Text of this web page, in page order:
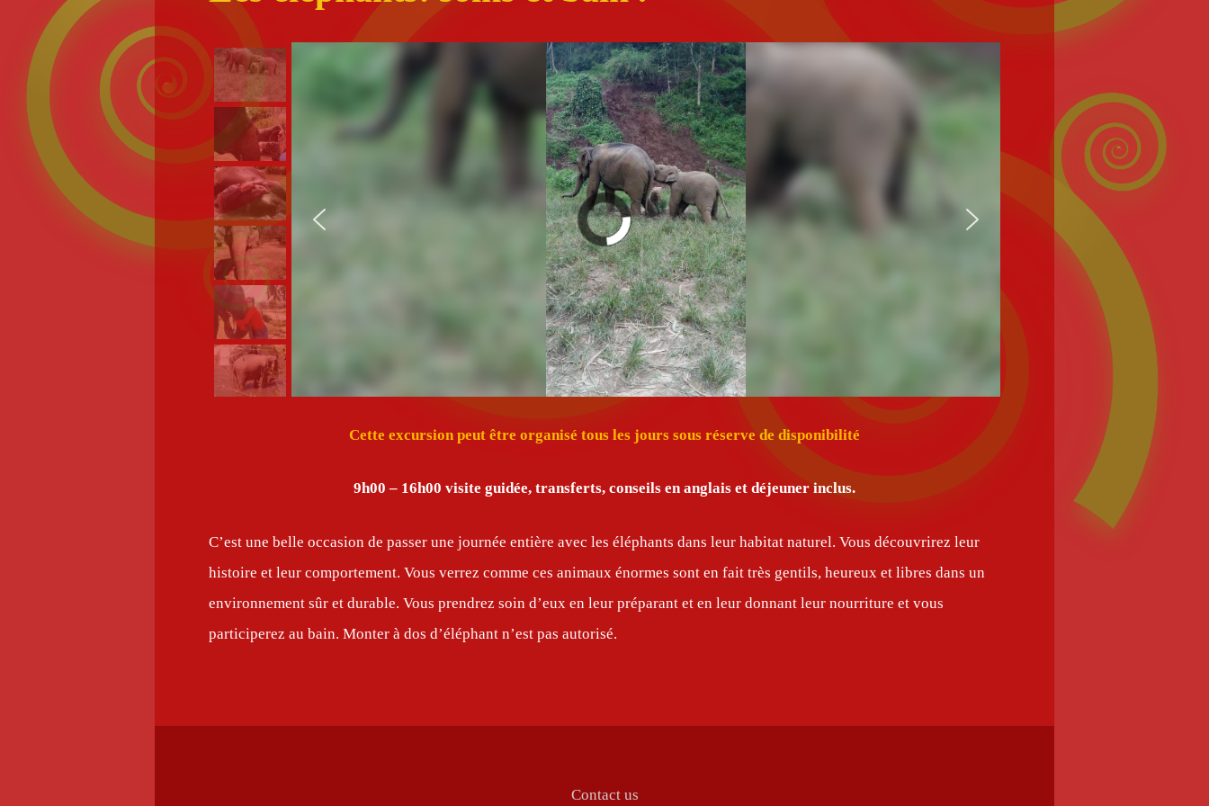
Cette excursion peut être organisé tous les jours sous réserve de disponibilité
9h00 – 16h00 visite guidée, transferts, conseils en anglais et déjeuner inclus.
C’est une belle occasion de passer une journée entière avec les éléphants dans leur habitat naturel. Vous découvrirez leur
histoire et leur comportement. Vous verrez comme ces animaux énormes sont en fait très gentils, heureux et libres dans un
environnement sûr et durable. Vous prendrez soin d’eux en leur préparant et en leur donnant leur nourriture et vous
participerez au bain. Monter à dos d’éléphant n’est pas autorisé.
Contact us